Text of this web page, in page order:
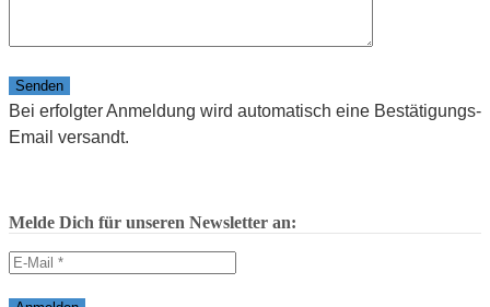
Bitte lasse dieses Feld leer.
Bei erfolgter Anmeldung wird automatisch eine Bestätigungs-
Email versandt.
Melde Dich für unseren Newsletter an: